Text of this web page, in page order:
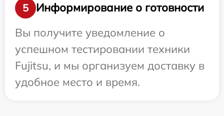
5
Информирование о готовности
Вы получите уведомление о
успешном тестировании техники
Fujitsu, и мы организуем доставку в
удобное место и время.